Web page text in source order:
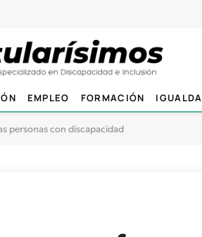
EMPLEO FORMACIÓN
personas con discapacidad